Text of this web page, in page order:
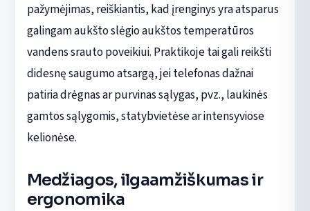
pažymėjimas, reiškiantis, kad įrenginys yra atsparus
galingam aukšto slėgio aukštos temperatūros
vandens srauto poveikiui. Praktikoje tai gali reikšti
didesnę saugumo atsargą, jei telefonas dažnai
patiria drėgnas ar purvinas sąlygas, pvz., laukinės
gamtos sąlygomis, statybvietėse ar intensyviose
kelionėse.
Medžiagos, ilgaamžiškumas ir
ergonomika